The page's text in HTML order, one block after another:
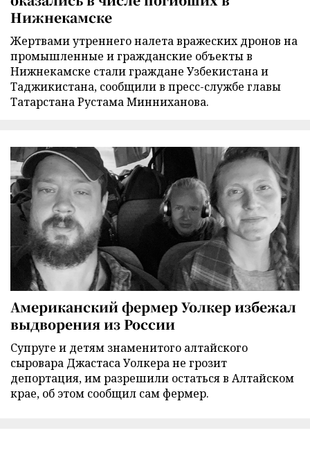
Нижнекамске
Жертвами утреннего налета вражеских дронов на
промышленные и гражданские объекты в
Нижнекамске стали граждане Узбекистана и
Таджикистана, сообщили в пресс-службе главы
Татарстана Рустама Минниханова.
Американский фермер Уолкер избежал
выдворения из России
Супруге и детям знаменитого алтайского
сыровара Джастаса Уолкера не грозит
депортация, им разрешили остаться в Алтайском
крае, об этом сообщил сам фермер.